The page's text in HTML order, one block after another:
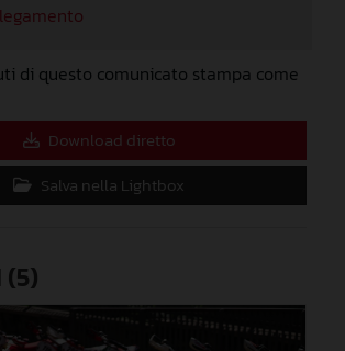
di questo comunicato stampa come
Download diretto
Salva nella Lightbox
(5)